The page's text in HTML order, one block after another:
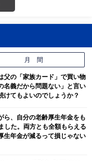
月 間
父の「家族カード」で買い物
名義だから問題ない」と言い
けてもよいのでしょうか？
ら、自分の老齢厚生年金をも
した。両方とも全額もらえる
生年金が減るって損じゃない